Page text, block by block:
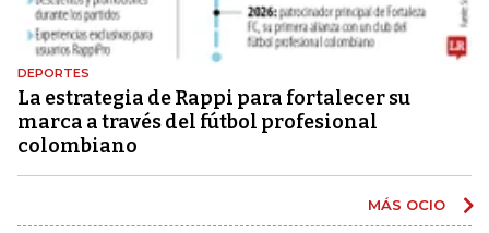
DEPORTES
La estrategia de Rappi para fortalecer su
marca a través del fútbol profesional
colombiano
MÁS OCIO